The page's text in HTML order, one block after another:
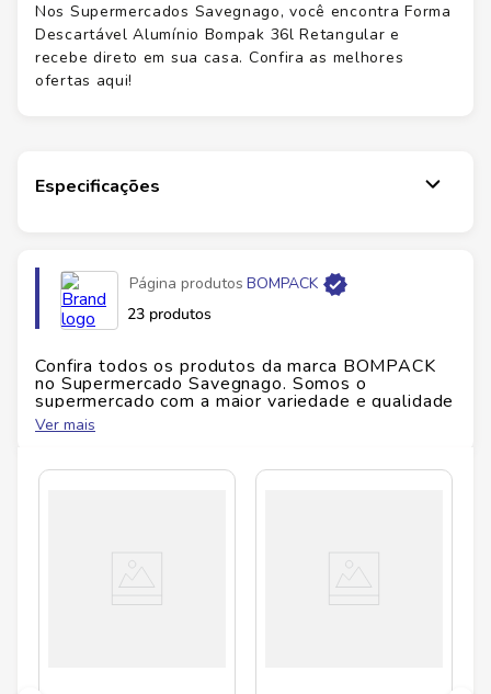
Nos Supermercados Savegnago, você encontra Forma
Descartável Alumínio Bompak 36l Retangular e
recebe direto em sua casa. Confira as melhores
ofertas aqui!
Especificações
Página produtos BOMPACK
23 produtos
Confira todos os produtos da marca BOMPACK
no Supermercado Savegnago. Somos o
supermercado com a maior variedade e qualidade
do Brasil!
de produtos BOMPACK , confira abaixo:
Ver mais